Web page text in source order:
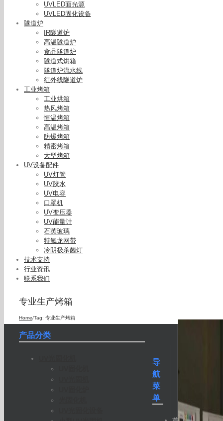
UVLED面光源
UVLED固化设备
隧道炉
IR隧道炉
高温隧道炉
食品隧道炉
隧道式烘箱
隧道炉流水线
红外线隧道炉
工业烤箱
工业烘箱
热风烤箱
恒温烤箱
高温烤箱
防爆烤箱
精密烤箱
大型烤箱
UV设备配件
UV灯管
UV胶水
UV电容
口罩机
UV变压器
UV能量计
石英玻璃
特氟龙网带
冷阴极杀菌灯
技术支持
行业资讯
联系我们
专业生产烤箱
Home/Tag: 专业生产烤箱
产品分类
导
航
菜
单